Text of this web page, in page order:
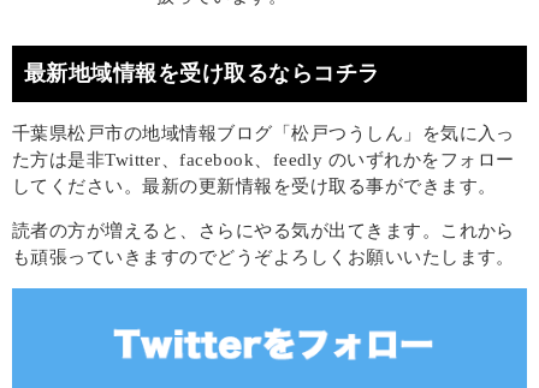
最新地域情報を受け取るならコチラ
千葉県松戸市の地域情報ブログ「松戸つうしん」を気に入っ
た方は是非Twitter、facebook、feedly のいずれかをフォロー
してください。最新の更新情報を受け取る事ができます。
読者の方が増えると、さらにやる気が出てきます。これから
も頑張っていきますのでどうぞよろしくお願いいたします。